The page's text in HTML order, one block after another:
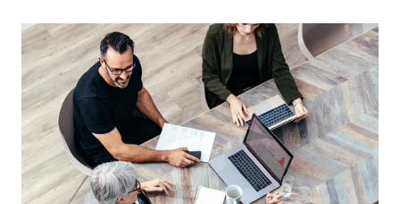
Optimierung der IT-Umgebung zur
Erreichung einer zukunftssicheren IT-
Infrastruktur
Die Stadt Bülach profitiert von einem Support-
und Serviceplan für Microsoft 365, der Effizienz,
Sicherheit und Benutzerfreundlichkeit
gewährleistet